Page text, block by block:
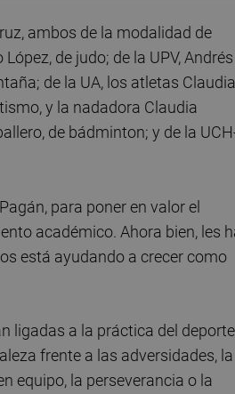
ambos de la modalidad de
de judo; de la UPV, Andrés
de la UA, los atletas Claudia
y la nadadora Claudia
de bádminton; y de la
para poner en valor el
académico. Ahora bien, les
está ayudando a crecer como
ligadas a la práctica del
frente a las adversidades, la
equipo, la perseverancia o la